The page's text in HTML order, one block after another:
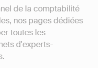
de la comptabilité
nos pages dédiées
toutes les
d'experts-